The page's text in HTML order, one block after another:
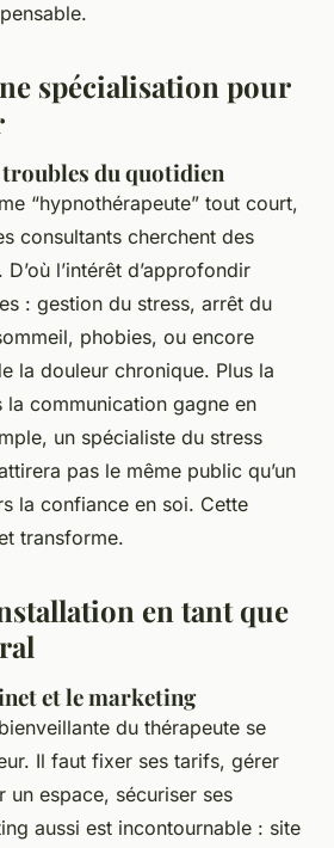
spécialisation pour
du quotidien
“hypnothérapeute” tout court,
consultants cherchent des
l’intérêt d’approfondir
: gestion du stress, arrêt du
phobies, ou encore
la douleur chronique. Plus la
communication gagne en
un spécialiste du stress
pas le même public qu’un
la confiance en soi. Cette
transforme.
en tant que
et le marketing
du thérapeute se
Il faut fixer ses tarifs, gérer
un espace, sécuriser ses
aussi est incontournable : site